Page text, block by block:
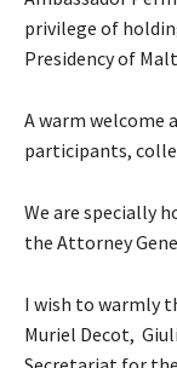
privilege of
Presidency of
A warm welcome
participants,
We are specially
the Attorney
I wish to warmly
Muriel Decot,